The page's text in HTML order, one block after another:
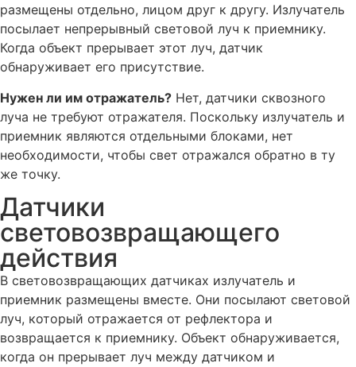
размещены отдельно, лицом друг к другу. Излучатель
посылает непрерывный световой луч к приемнику.
Когда объект прерывает этот луч, датчик
обнаруживает его присутствие.
Нужен ли им отражатель? Нет, датчики сквозного
луча не требуют отражателя. Поскольку излучатель и
приемник являются отдельными блоками, нет
необходимости, чтобы свет отражался обратно в ту
же точку.
Датчики
световозвращающего
действия
В световозвращающих датчиках излучатель и
приемник размещены вместе. Они посылают световой
луч, который отражается от рефлектора и
возвращается к приемнику. Объект обнаруживается,
когда он прерывает луч между датчиком и